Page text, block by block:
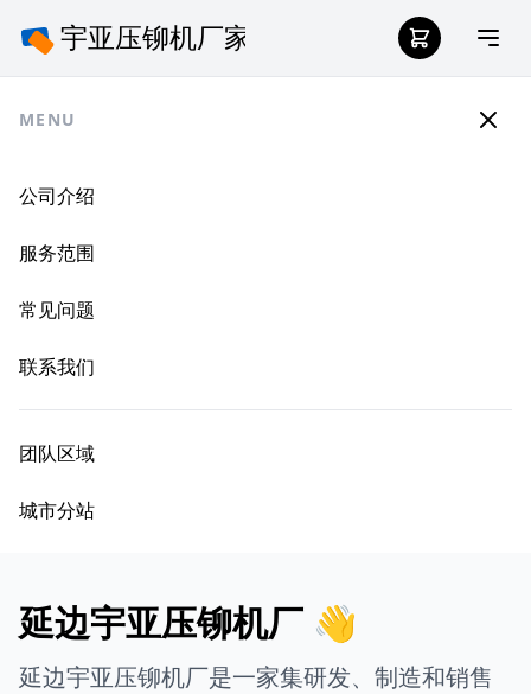
MENU
公司介绍
服务范围
常见问题
联系我们
团队区域
城市分站
延边宇亚压铆机厂 👋
延边宇亚压铆机厂是一家集研发、制造和销售